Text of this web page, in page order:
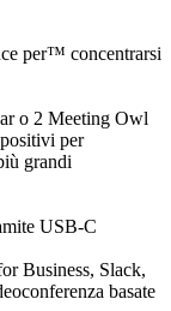
per™ concentrarsi
o 2 Meeting Owl
per
grandi
USB-C
Business, Slack,
basate